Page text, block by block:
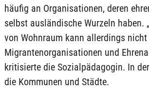
häufig an Organisationen, deren
selbst ausländische Wurzeln haben.
von Wohnraum kann allerdings
Migrantenorganisationen und
kritisierte die Sozialpädagogin. In
die Kommunen und Städte.